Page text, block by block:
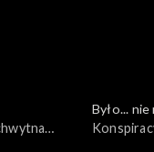
Było... nie